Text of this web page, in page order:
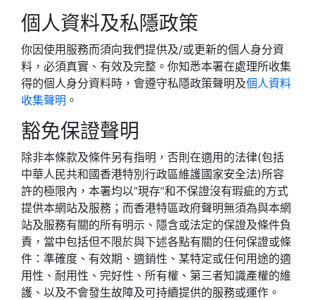
個人資料及私隱政策
你因使用服務而須向我們提供及/或更新的個人身分資
料，必須真實、有效及完整。你知悉本署在處理所收集
得的個人身分資料時，會遵守私隱政策聲明及個人資料
收集聲明 。
豁免保證聲明
除非本條款及條件另有指明，否則在適用的法律(包括
中華人民共和國香港特別行政區維護國家安全法)所容
許的極限內，本署均以“現存”和不保證沒有瑕疵的方式
提供本網站及服務；而香港特區政府聲明無須為與本網
站及服務有關的所有明示、隱含或法定的保證及條件負
責，當中包括但不限於與下述各點有關的任何保證或條
件：準確度、有效期、適銷性、某特定或任何用途的適
用性、耐用性、完好性、所有權、第三者知識產權的維
護、以及不會發生故障及可持續提供的服務或運作。